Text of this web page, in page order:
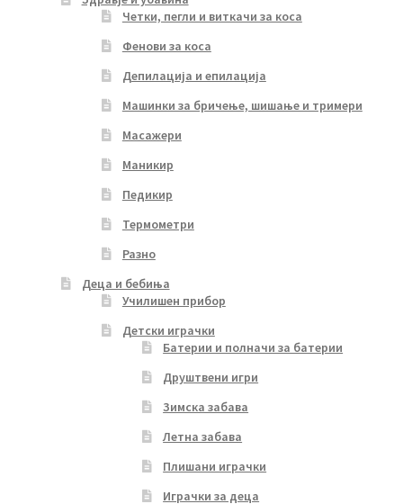
Четки, пегли и виткачи за коса
Фенови за коса
Депилација и епилација
Машинки за бричење, шишање и тримери
Масажери
Маникир
Педикир
Термометри
Разно
Деца и бебиња
Училишен прибор
Детски играчки
Батерии и полначи за батерии
Друштвени игри
Зимска забава
Летна забава
Плишани играчки
Играчки за деца